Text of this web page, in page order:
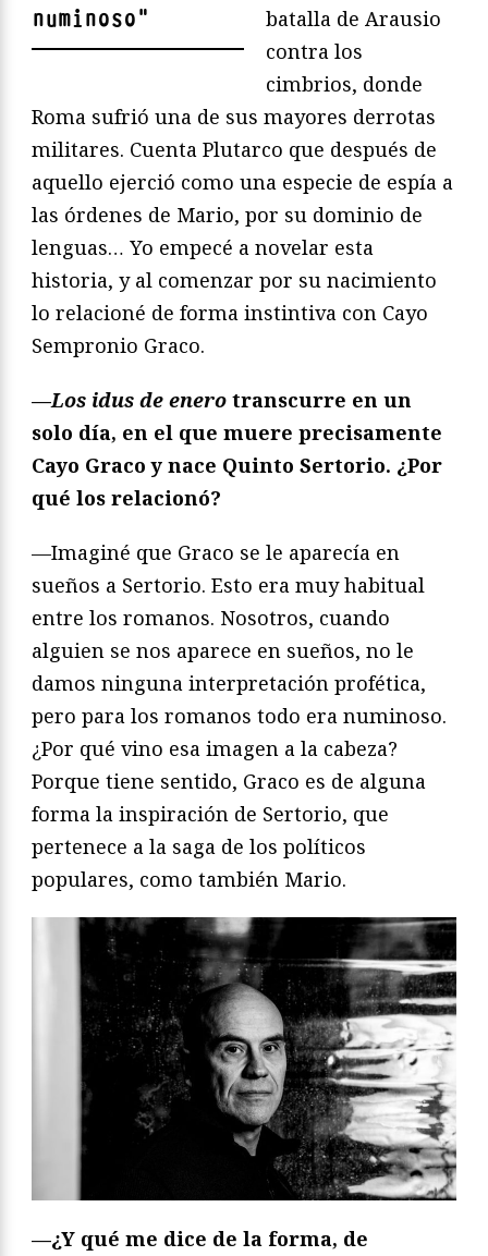
numinoso"
batalla de Arausio
contra los
cimbrios, donde
Roma sufrió una de sus mayores derrotas
militares. Cuenta Plutarco que después de
aquello ejerció como una especie de espía a
las órdenes de Mario, por su dominio de
lenguas… Yo empecé a novelar esta
historia, y al comenzar por su nacimiento
lo relacioné de forma instintiva con Cayo
Sempronio Graco.
—Los idus de enero transcurre en un
solo día, en el que muere precisamente
Cayo Graco y nace Quinto Sertorio. ¿Por
qué los relacionó?
—Imaginé que Graco se le aparecía en
sueños a Sertorio. Esto era muy habitual
entre los romanos. Nosotros, cuando
alguien se nos aparece en sueños, no le
damos ninguna interpretación profética,
pero para los romanos todo era numinoso.
¿Por qué vino esa imagen a la cabeza?
Porque tiene sentido, Graco es de alguna
forma la inspiración de Sertorio, que
pertenece a la saga de los políticos
populares, como también Mario.
—¿Y qué me dice de la forma, de